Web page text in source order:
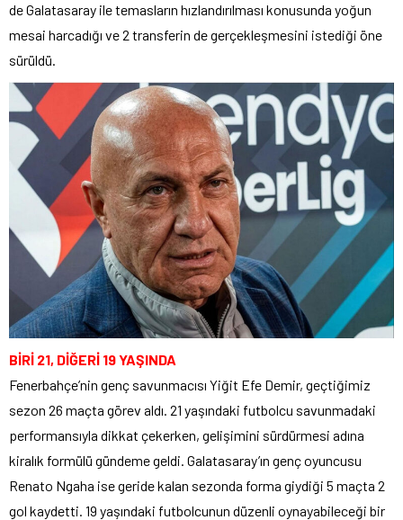
de Galatasaray ile temasların hızlandırılması konusunda yoğun
mesai harcadığı ve 2 transferin de gerçekleşmesini istediği öne
sürüldü.
BİRİ 21, DİĞERİ 19 YAŞINDA
Fenerbahçe’nin genç savunmacısı Yiğit Efe Demir, geçtiğimiz
sezon 26 maçta görev aldı. 21 yaşındaki futbolcu savunmadaki
performansıyla dikkat çekerken, gelişimini sürdürmesi adına
kiralık formülü gündeme geldi. Galatasaray’ın genç oyuncusu
Renato Ngaha ise geride kalan sezonda forma giydiği 5 maçta 2
gol kaydetti. 19 yaşındaki futbolcunun düzenli oynayabileceği bir